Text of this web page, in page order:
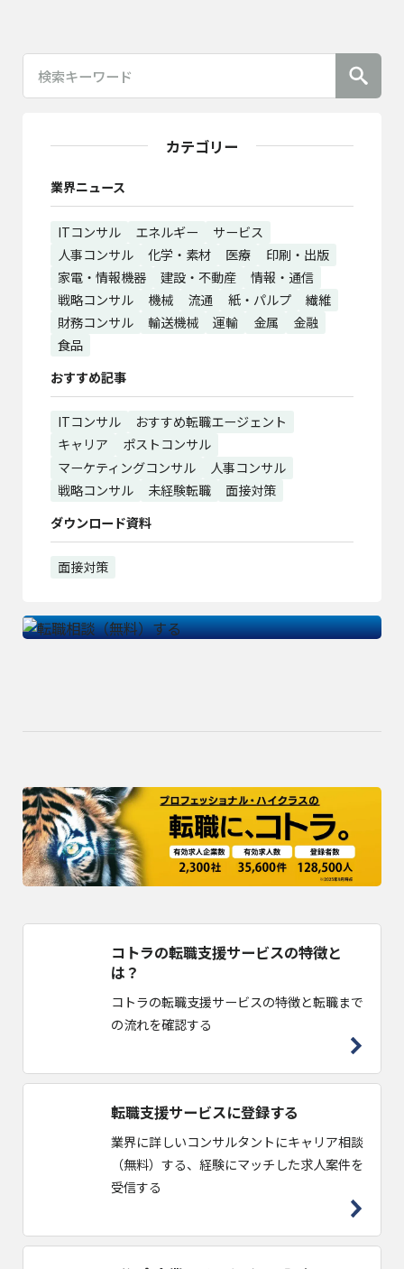
カテゴリー
業界ニュース
ITコンサル エネルギー
サービス
人事コンサル
化学・素材 医療
印刷・出版
家電・情報機器
建設・不動産
情報・通信
戦略コンサル
機械 流通 紙・パルプ
繊維
財務コンサル
輸送機械 運輸 金属
金融
食品
おすすめ記事
ITコンサル
おすすめ転職エージェント
キャリア
ポストコンサル
マーケティングコンサル
人事コンサル
戦略コンサル
未経験転職
面接対策
ダウンロード資料
面接対策
コトラの転職支援サービスの特徴と
は？
コトラの転職支援サービスの特徴と転職まで
の流れを確認する
転職支援サービスに登録する
業界に詳しいコンサルタントにキャリア相談
（無料）する、経験にマッチした求人案件を
受信する